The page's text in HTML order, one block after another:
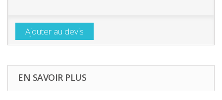
Ajouter au devis
EN SAVOIR PLUS